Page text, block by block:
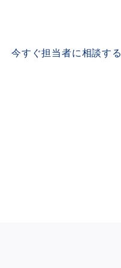
今すぐ担当者に相談する